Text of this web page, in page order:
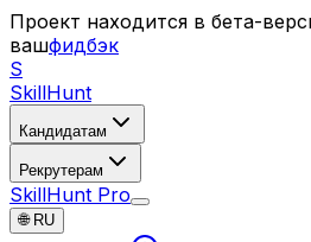
Проект находится в бета-
вашфидбэк
S
SkillHunt
Кандидатам
Рекрутерам
SkillHunt Pro
🌐 RU